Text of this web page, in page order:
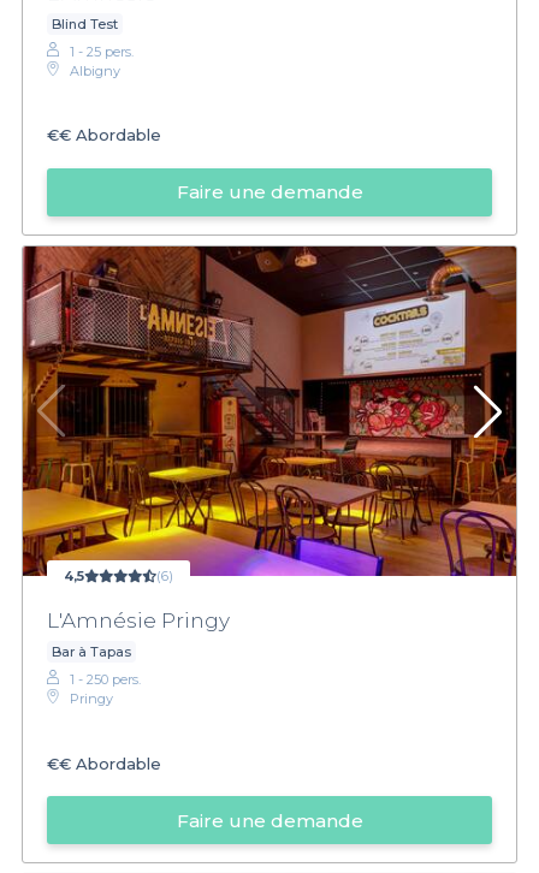
Blind Test
1 - 25 pers.
Albigny
€€ Abordable
Faire une demande
4,5 (6)
L'Amnésie Pringy
Bar à Tapas
1 - 250 pers.
Pringy
€€ Abordable
Faire une demande